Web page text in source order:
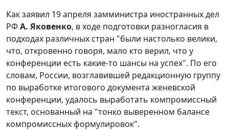
Как заявил 19 апреля замминистра иностранных дел
РФ А. Яковенко, в ходе подготовки разногласия в
подходах различных стран "были настолько велики,
что, откровенно говоря, мало кто верил, что у
конференции есть какие-то шансы на успех". По его
словам, России, возглавившей редакционную группу
по выработке итогового документа женевской
конференции, удалось выработать компромиссный
текст, основанный на "тонко выверенном балансе
компромиссных формулировок".